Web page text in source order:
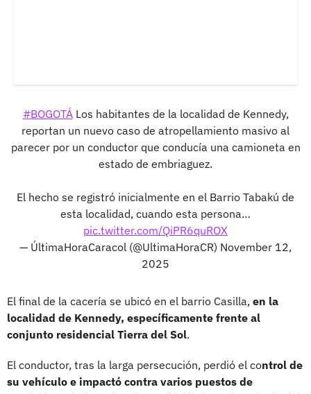
#BOGOTÁLos habitantes de la localidad de Kennedy,
reportan un nuevo caso de atropellamiento masivo al
parecer por un conductor que conducía una camioneta en
estado de embriaguez.
El hecho se registró inicialmente en el Barrio Tabakú de
esta localidad, cuando esta persona…
pic.twitter.com/QiPR6quROX
— ÚltimaHoraCaracol (@UltimaHoraCR) November 12,
2025
El final de la cacería se ubicó en el barrio Casilla, en la
localidad de Kennedy, específicamente frente al
conjunto residencial Tierra del Sol.
El conductor, tras la larga persecución, perdió el control de
su vehículo e impactó contra varios puestos de